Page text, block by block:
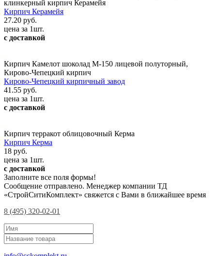
клинкерный кирпич Керамейя
Кирпич Керамейя
27.20 руб.
цена за 1шт.
с доставкой
Кирпич Камелот шоколад М-150 лицевой полуторный,
Кирово-Чепецкий кирпич
Кирово-Чепецкий кирпичный завод
41.55 руб.
цена за 1шт.
с доставкой
Кирпич терракот облицовочный Керма
Кирпич Керма
18 руб.
цена за 1шт.
с доставкой
Заполните все поля формы!
Сообщение отправлено. Менеджер компании ТД
«СтройСитиКомплект» свяжется с Вами в ближайшее время
8 (495) 320-02-01